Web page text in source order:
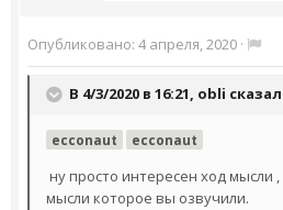
Опубликовано: 4 апреля, 2020 ·
В 4/3/2020 в 16:21, obli
ecconaut ecconaut
ну просто интересен ход мысли
мысли которое вы озвучили.